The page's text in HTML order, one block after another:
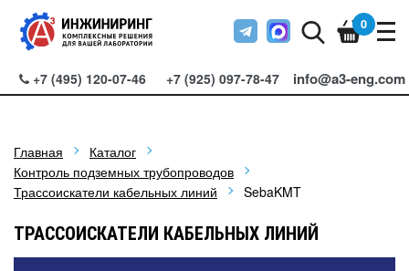
+7 (495) 120-07-46 +7 (925) 097-78-47 info@a3-eng.com
0
Главная
Каталог
Контроль подземных трубопроводов
Трассоискатели кабельных линий
SebaKMT
ТРАССОИСКАТЕЛИ КАБЕЛЬНЫХ ЛИНИЙ